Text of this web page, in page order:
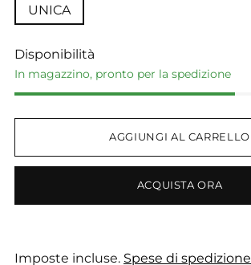
UNICA
Disponibilità
In magazzino, pronto per la spedizione
AGGIUNGI AL CARRELLO
ACQUISTA ORA
Imposte incluse. Spese di spedizione